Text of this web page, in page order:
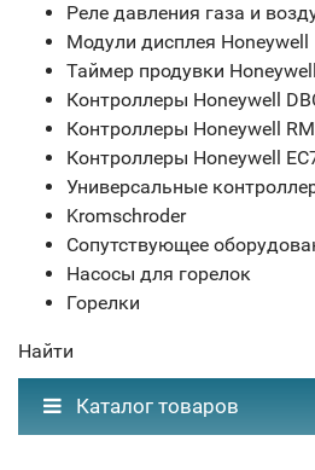
Реле давления газа и
Модули дисплея Honeywell
Таймер продувки
Контроллеры Honeywell
Контроллеры Honeywell
Контроллеры Honeywell
Универсальные
Kromschroder
Сопутствующее
Насосы для горелок
Горелки
Найти
Каталог товаров